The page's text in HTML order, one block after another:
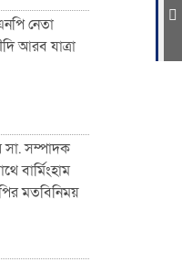
নেতা
আরব যাত্রা
সা. সম্পাদক
বার্মিংহাম
মতবিনিময়